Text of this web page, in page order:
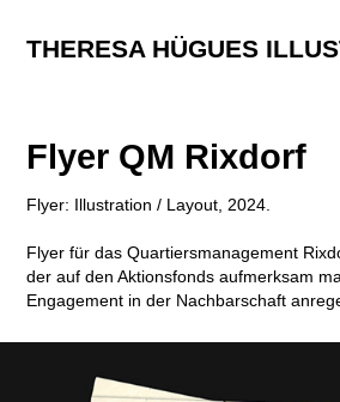
THERESA HÜGUES
Flyer QM Rixdorf
Flyer: Illustration / Layout, 2024.
Flyer für das Quartiersmanagement
der auf den Aktionsfonds aufmerksam
Engagement in der Nachbarschaft